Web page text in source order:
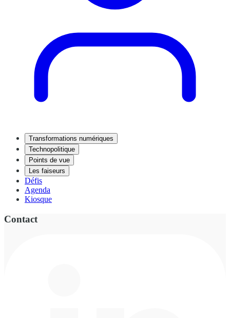
Transformations numériques
Technopolitique
Points de vue
Les faiseurs
Défis
Agenda
Kiosque
Contact